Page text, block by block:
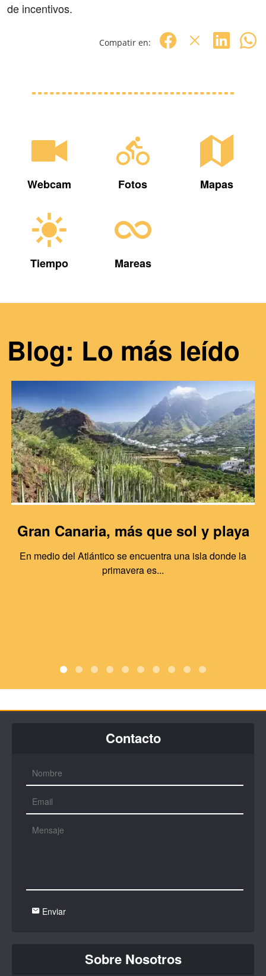
de incentivos.
Compatir en:
Webcam Fotos Mapas
Tiempo Mareas
Blog: Lo más leído
Gran Canaria, más que sol y playa
En medio del Atlántico se encuentra una isla donde la
primavera es...
Contacto
Enviar
Sobre Nosotros